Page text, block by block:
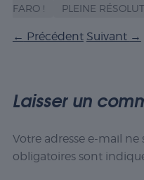
FARO !
PLEINE
← Précédent Suivant →
Laisser un
Votre adresse e-mail ne
obligatoires sont